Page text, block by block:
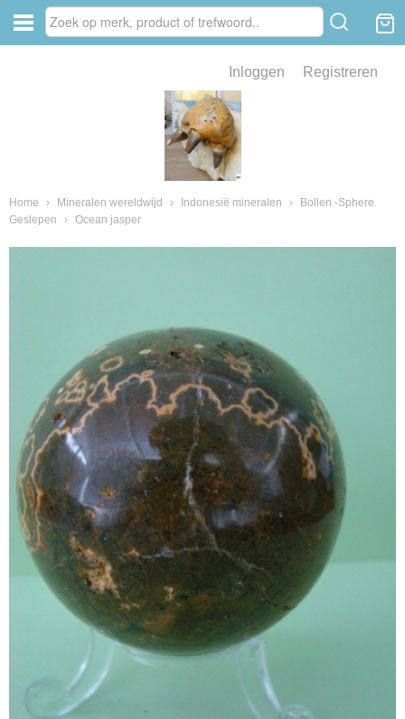
Inloggen Registreren
Home › Mineralen wereldwijd › Indonesië mineralen ›
Bollen -Sphere
Geslepen
› Ocean jasper
van fossielen en mineralen